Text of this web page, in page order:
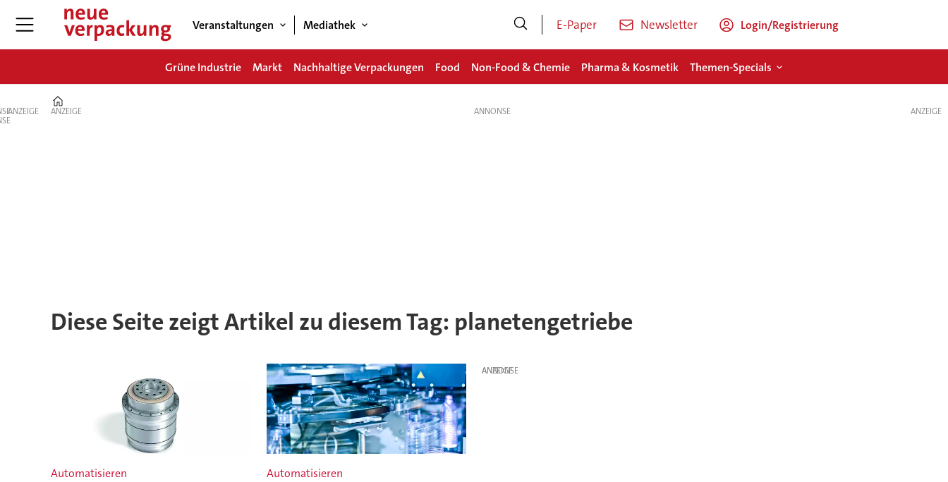
Veranstaltungen Mediathek E-Paper Newsletter Login/Registrierung
Grüne Industrie Markt Nachhaltige Verpackungen Food Non-Food & Chemie Pharma & Kosmetik Themen-Specials
ANZEIGE ANZEIGE
Diese Seite zeigt Artikel zu diesem Tag: planetengetriebe
Automatisieren Automatisieren
ANZEIGE
ANZEIGE